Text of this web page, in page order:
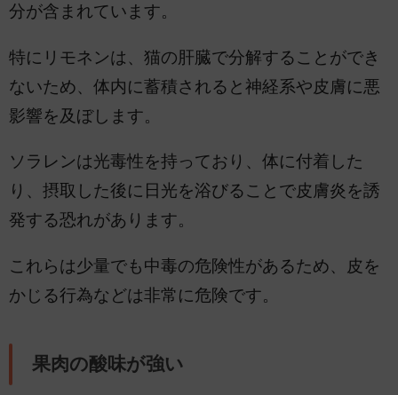
分が含まれています。
特にリモネンは、猫の肝臓で分解することができ
ないため、体内に蓄積されると神経系や皮膚に悪
影響を及ぼします。
ソラレンは光毒性を持っており、体に付着した
り、摂取した後に日光を浴びることで皮膚炎を誘
発する恐れがあります。
これらは少量でも中毒の危険性があるため、皮を
かじる行為などは非常に危険です。
果肉の酸味が強い